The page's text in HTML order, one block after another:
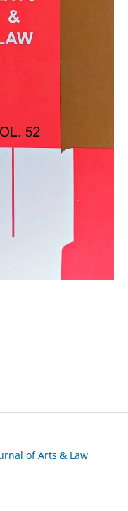
of Arts & Law